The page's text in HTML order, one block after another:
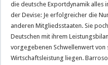
die deutsche Exportdynamik alles
der Devise: Je erfolgreicher die
anderen Mitgliedsstaaten. Sie
Deutschen mit ihrem
vorgegebenen Schwellenwert von
Wirtschaftsleistung liegen.